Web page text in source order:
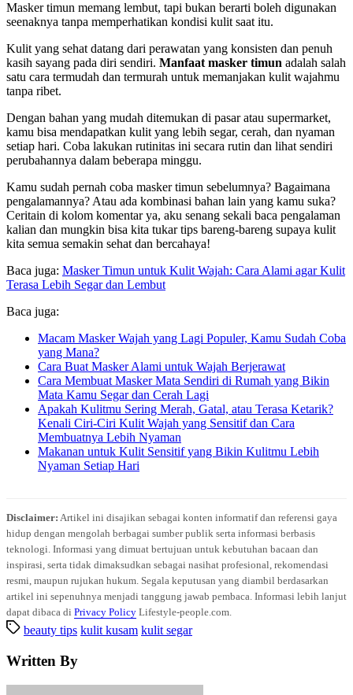
Masker timun memang lembut, tapi bukan berarti boleh digunakan
seenaknya tanpa memperhatikan kondisi kulit saat itu.
Kulit yang sehat datang dari perawatan yang konsisten dan penuh
kasih sayang pada diri sendiri. Manfaat masker timun adalah salah
satu cara termudah dan termurah untuk memanjakan kulit wajahmu
tanpa ribet.
Dengan bahan yang mudah ditemukan di pasar atau supermarket,
kamu bisa mendapatkan kulit yang lebih segar, cerah, dan nyaman
setiap hari. Coba lakukan rutinitas ini secara rutin dan lihat sendiri
perubahannya dalam beberapa minggu.
Kamu sudah pernah coba masker timun sebelumnya? Bagaimana
pengalamannya? Atau ada kombinasi bahan lain yang kamu suka?
Ceritain di kolom komentar ya, aku senang sekali baca pengalaman
kalian dan mungkin bisa kita tukar tips bareng-bareng supaya kulit
kita semua semakin sehat dan bercahaya!
Baca juga: Masker Timun untuk Kulit Wajah: Cara Alami agar Kulit
Terasa Lebih Segar dan Lembut
Baca juga:
Macam Masker Wajah yang Lagi Populer, Kamu Sudah Coba
yang Mana?
Cara Buat Masker Alami untuk Wajah Berjerawat
Cara Membuat Masker Mata Sendiri di Rumah yang Bikin
Mata Kamu Segar dan Cerah Lagi
Apakah Kulitmu Sering Merah, Gatal, atau Terasa Ketarik?
Kenali Ciri-Ciri Kulit Wajah yang Sensitif dan Cara
Membuatnya Lebih Nyaman
Makanan untuk Kulit Sensitif yang Bikin Kulitmu Lebih
Nyaman Setiap Hari
Disclaimer: Artikel ini disajikan sebagai konten informatif dan referensi gaya
hidup dengan mengolah berbagai sumber publik serta informasi berbasis
teknologi. Informasi yang dimuat bertujuan untuk kebutuhan bacaan dan
inspirasi, serta tidak dimaksudkan sebagai nasihat profesional, rekomendasi
resmi, maupun rujukan hukum. Segala keputusan yang diambil berdasarkan
artikel ini sepenuhnya menjadi tanggung jawab pembaca. Informasi lebih lanjut
dapat dibaca di Privacy Policy Lifestyle-people.com.
beauty tips kulit kusam kulit segar
Written By